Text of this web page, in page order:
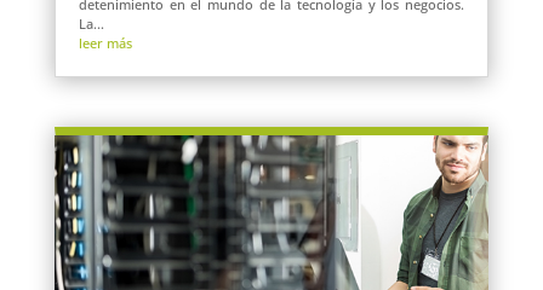
detenimiento en el mundo de la tecnología y los negocios.
La...
leer más